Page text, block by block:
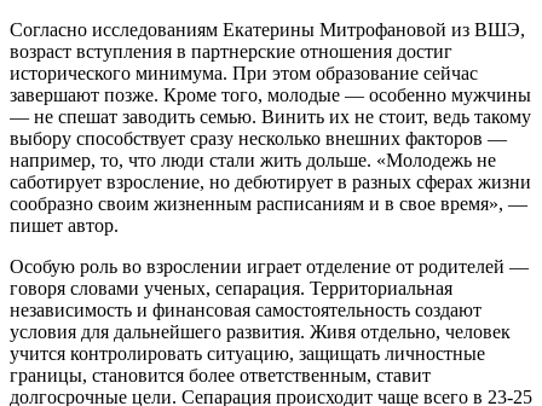
Согласно исследованиям Екатерины Митрофановой из ВШЭ,
возраст вступления в партнерские отношения достиг
исторического минимума. При этом образование сейчас
завершают позже. Кроме того, молодые — особенно мужчины
— не спешат заводить семью. Винить их не стоит, ведь такому
выбору способствует сразу несколько внешних факторов —
например, то, что люди стали жить дольше. «Молодежь не
саботирует взросление, но дебютирует в разных сферах жизни
сообразно своим жизненным расписаниям и в свое время», —
пишет автор.
Особую роль во взрослении играет отделение от родителей —
говоря словами ученых, сепарация. Территориальная
независимость и финансовая самостоятельность создают
условия для дальнейшего развития. Живя отдельно, человек
учится контролировать ситуацию, защищать личностные
границы, становится более ответственным, ставит
долгосрочные цели. Сепарация происходит чаще всего в 23-25